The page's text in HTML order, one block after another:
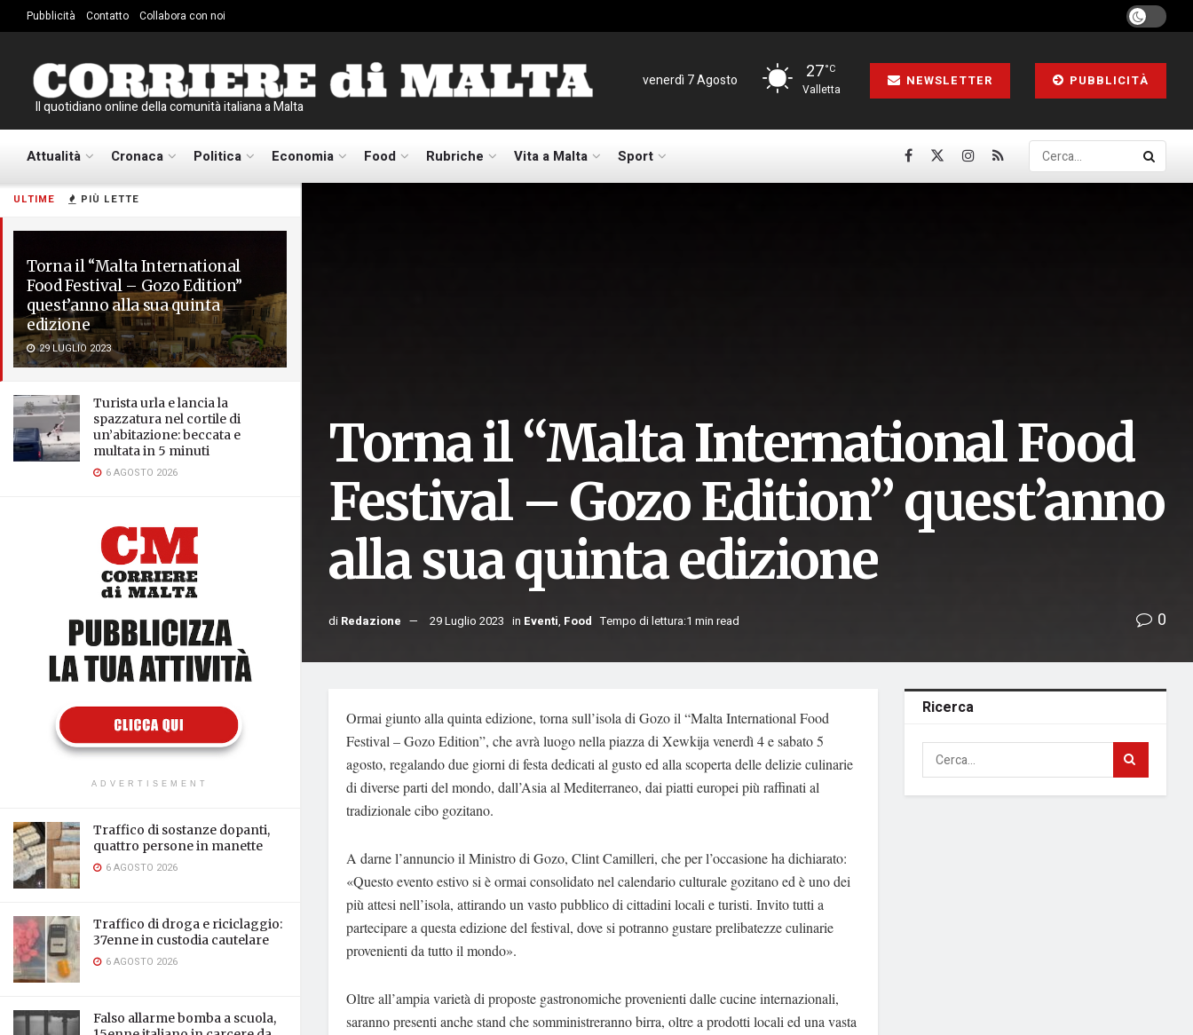
ULTIME PIÙ LETTE
Torna il “Malta International
Food Festival – Gozo Edition”
quest’anno alla sua quinta
edizione
29 LUGLIO 2023
Turista urla e lancia la
spazzatura nel cortile di
un’abitazione: beccata e
multata in 5 minuti
6 AGOSTO 2026
ADVERTISEMENT
Traffico di sostanze dopanti,
quattro persone in manette
6 AGOSTO 2026
Traffico di droga e riciclaggio:
37enne in custodia cautelare
6 AGOSTO 2026
Falso allarme bomba a scuola,
Pubblicità Contatto Collabora con noi
Il quotidiano online della comunità italiana a Malta
venerdì 7 Agosto 27°C
Valletta
NEWSLETTER PUBBLICITÀ
Attualità Cronaca Politica Economia Food Rubriche Vita a Malta Sport
Torna il “Malta International Food
Festival – Gozo Edition” quest’anno
alla sua quinta edizione
di Redazione 29 Luglio 2023 in Eventi, Food Tempo di lettura:1 min read 0
Ormai giunto alla quinta edizione, torna sull’isola di Gozo il “Malta International Food
Festival – Gozo Edition”, che avrà luogo nella piazza di Xewkija venerdì 4 e sabato 5
agosto, regalando due giorni di festa dedicati al gusto ed alla scoperta delle delizie culinarie
di diverse parti del mondo, dall’Asia al Mediterraneo, dai piatti europei più raffinati al
tradizionale cibo gozitano.
A darne l’annuncio il Ministro di Gozo, Clint Camilleri, che per l’occasione ha dichiarato:
«Questo evento estivo si è ormai consolidato nel calendario culturale gozitano ed è uno dei
più attesi nell’isola, attirando un vasto pubblico di cittadini locali e turisti. Invito tutti a
partecipare a questa edizione del festival, dove si potranno gustare prelibatezze culinarie
provenienti da tutto il mondo».
Oltre all’ampia varietà di proposte gastronomiche provenienti dalle cucine internazionali,
saranno presenti anche stand che somministreranno birra, oltre a prodotti locali ed una vasta
Ricerca